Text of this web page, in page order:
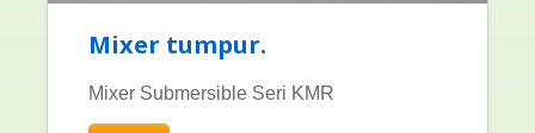
Mixer tumpur.
Mixer Submersible Seri KMR